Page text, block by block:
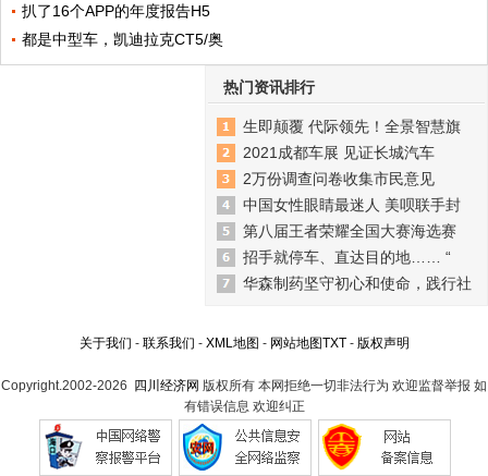
扒了16个APP的年度报告H5
都是中型车，凯迪拉克CT5/奥
热门资讯排行
生即颠覆 代际领先！全景智慧旗
2021成都车展 见证长城汽车
2万份调查问卷收集市民意见
中国女性眼睛最迷人 美呗联手封
第八届王者荣耀全国大赛海选赛
招手就停车、直达目的地…… “
华森制药坚守初心和使命，践行社
关于我们 - 联系我们 - XML地图 - 网站地图TXT- 版权声明
Copyright.2002-2026 四川经济网 版权所有 本网拒绝一切非法行为 欢迎监督举报 如
有错误信息 欢迎纠正